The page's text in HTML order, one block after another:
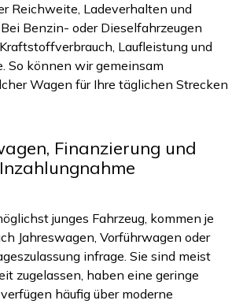
Reichweite, Ladeverhalten und
Benzin- oder Dieselfahrzeugen
Laufleistung und
So können wir gemeinsam
Wagen für Ihre täglichen Strecken
Finanzierung und
Inzahlungnahme
junges Fahrzeug, kommen je
Jahreswagen, Vorführwagen oder
infrage. Sie sind meist
zugelassen, haben eine geringe
häufig über moderne